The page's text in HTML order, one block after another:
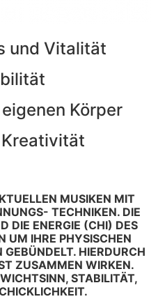
und Vitalität
Körper
MUSIKEN MIT
TECHNIKEN. DIE
DIE ENERGIE (CHI) DES
UM IHRE PHYSISCHEN
HIERDURCH
ZUSAMMEN WIRKEN.
STABILITÄT,